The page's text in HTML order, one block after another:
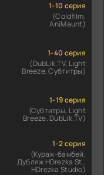
1-10 серия
(Coldfilm,
AniMaunt)
1-40 серия
(DubLik.TV, Light
Breeze, Субтитры)
1-19 серия
(Субтитры, Light
Breeze, DubLik.TV)
1-2 серия
(Кураж-бамбей,
Дубляж HDrezka St.,
HDrezka Studio)